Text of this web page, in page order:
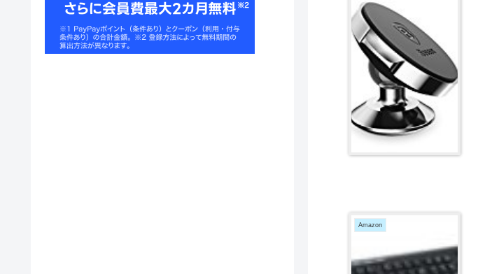
Amazon